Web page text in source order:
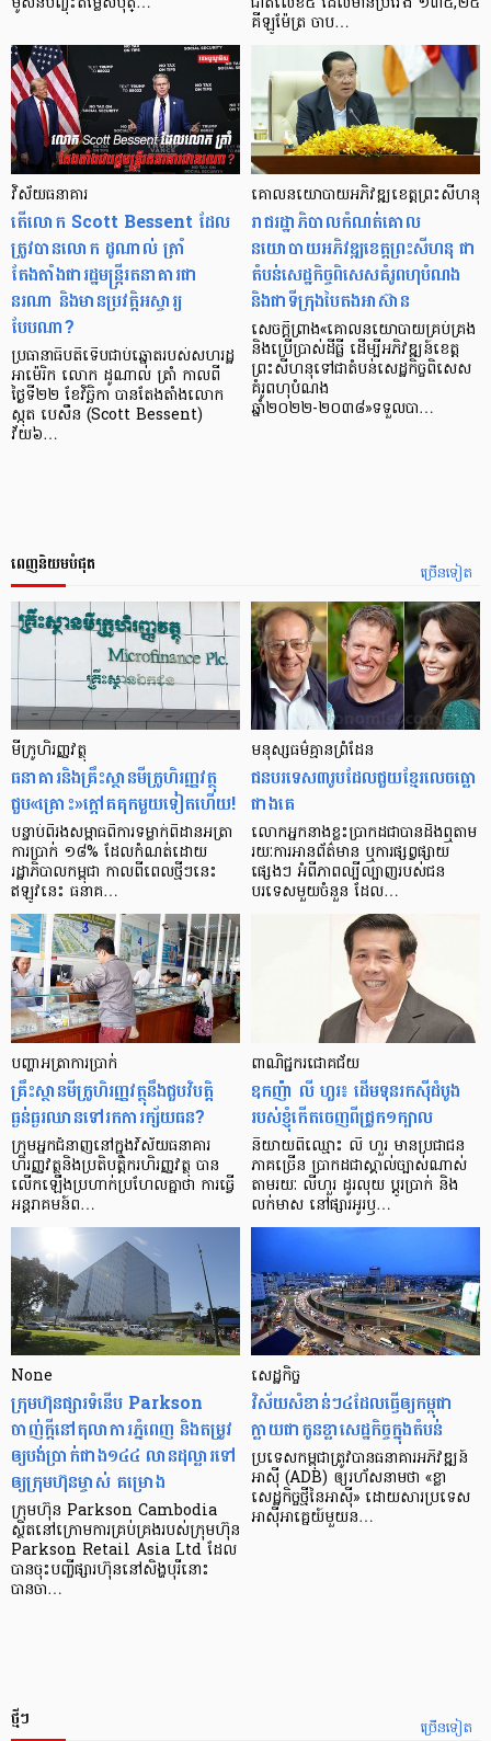
គីឡូម៉ែត្រ ចាប…
វិស័យធនាគារ
តើលោក Scott Bessent ដែល
ត្រូវបានលោក ដូណាល់ ត្រាំ
តែងតាំងជារដ្ឋមន្ត្រីរតនាគារជា
នរណា និងមានប្រវត្តិអស្ចារ្យ
បែបណា?
ប្រធានាធិបតីទើបជាប់ឆ្នោតរបស់សហរដ្ឋ
អាម៉េរិក លោក ដូណាល់ ត្រាំ កាលពី
ថ្ងៃទី២២ ខែវិច្ឆិកា បានតែងតាំងលោក
ស្កុត បេសឹន (Scott Bessent)
វ័យ៦…
គោលនយោបាយអភិវឌ្ឍខេត្តព្រះសីហនុ
រាជរដ្ឋាភិបាលកំណត់គោល
នយោបាយអភិវឌ្ឍខេត្តព្រះសីហនុ ជា
តំបន់សេដ្ឋកិច្ចពិសេសគំរូពហុបំណង
និងជាទីក្រុងបៃតងអាស៊ាន
សេចក្តីព្រាង«គោលនយោបាយគ្រប់គ្រង
និងប្រើប្រាស់ដីធ្លី ដើម្បីអភិវឌ្ឍន៍ខេត្ត
ព្រះសីហនុទៅជាតំបន់សេដ្ឋកិច្ចពិសេស
គំរូពហុបំណង
ឆ្នាំ២០២២-២០៣៨»ទទួលបា…
ច្រើនទៀត
ពេញនិយមបំផុត
មីក្រូ​ហិរញ្ញវត្ថុ
ធនាគារ​និង​គ្រឹះស្ថាន​មីក្រូ​ហិរញ្ញវត្ថុ​
ជួប«គ្រោះ»ក្តៅ​គគុក​មួយ​ទៀត​ហើយ!
បន្ទាប់​ពី​រង​សម្ពាធ​​ពី​ការ​ទម្លាក់​ពិដាន​អត្រា​
ការ​ប្រាក់ ១៨​% ដែល​កំណត់​ដោយ​
រដ្ឋាភិបាល​កម្ពុជា កាល​ពី​ពេល​ថ្មីៗ​នេះ
ឥឡូវ​នេះ ធនាគ…
មនុស្ស​ធម៌​គ្មាន​ព្រំដែន
ជន​បរទេស​៣​រូប​ដែល​ជួយ​ខ្មែរ​លេច​ធ្លោ​
ជាង​គេ
លោកអ្នក​នាង​ខ្លះ​ប្រាកដ​ជា​បាន​​ដឹង​ឮ​តាម​
រយៈ​ការ​អាន​ព័ត៌មាន ឬ​ការ​ផ្សព្វផ្សាយ​
ផ្សេងៗ អំពី​ភាព​ល្បីល្បាញ​របស់​ជន​
បរទេស​មួយ​ចំនួន ដែល…
បញ្ហា​អត្រា​ការប្រាក់
គ្រឹះស្ថាន​មីក្រូ​ហិរញ្ញវត្ថុ​នឹង​ជួប​វិបត្តិ​
ធ្ងន់ធ្ងរ​ឈាន​ទៅ​រក​ការ​ក្ស័យធន?
ក្រុម​អ្នក​ជំនាញ​នៅ​ក្នុង​វិស័យ​ធនាគារ
ហិរញ្ញវត្ថុ​និង​ប្រតិបត្តិករ​ហិរញ្ញ​វត្ថុ បាន​​
លើក​ឡើង​ប្រហាក់​ប្រហែល​គ្នា​ថា ការ​ធ្វើ​
អន្តរាគមន៍​ព…
ពាណិជ្ជករជោគជ័យ
ឧកញ៉ា លី ហួរ៖ ដើមទុនរកស៊ីដំបូង
របស់ខ្ញុំកើតចេញពីជ្រូក១ក្បាល
និយាយ​ពី​ឈ្មោះ លី ហួរ មាន​ប្រជាជន​
ភាគ​ច្រើន ប្រាកដ​ជា​ស្គាល់​ច្បាស់​ណាស់
តាមរយៈ លីហួរ ដូរ​លុយ ប្តូរ​បា្រក់ និង​
លក់​មាស នៅ​ផ្សារ​អូរ​ឫ…
None
ក្រុមហ៊ុនផ្សារទំនើប Parkson
ចាញ់ក្ដីនៅតុលាការភ្នំពេញ និងតម្រូវ
ឲ្យបង់ប្រាក់ជាង១៤៤ លានដុល្លារទៅ
ឲ្យក្រុមហ៊ុនម្ចាស់ គម្រោង
ក្រុមហ៊ុន Parkson Cambodia
ស្ថិតនៅក្រោមការគ្រប់គ្រងរបស់ក្រុមហ៊ុន
Parkson Retail Asia Ltd ដែល
បានចុះបញ្ចីផ្សារហ៊ុននៅសិង្ហបុរីនោះ
បានចា…
សេដ្ឋកិច្ច​
វិស័យ​សំខាន់ៗ​៤​ដែល​ធ្វើ​ឲ្យ​កម្ពុជា​
ក្លាយ​ជា​កូន​ខ្លា​សេដ្ឋកិច្ច​ក្នុង​តំបន់
ប្រទេស​កម្ពុជា​ត្រូវ​បាន​ធនាគារ​អភិវឌ្ឍន៍​
អាស៊ី (ADB) ឲ្យ​រហ័ស​នាមថា «ខ្លា​
សេដ្ឋកិច្ច​ថ្មី​នៃ​អាស៊ី» ដោយសារ​ប្រទេស​
អាស៊ី​អាគ្នេយ៍​មួយ​ន…
ច្រើនទៀត
ថ្មីៗ